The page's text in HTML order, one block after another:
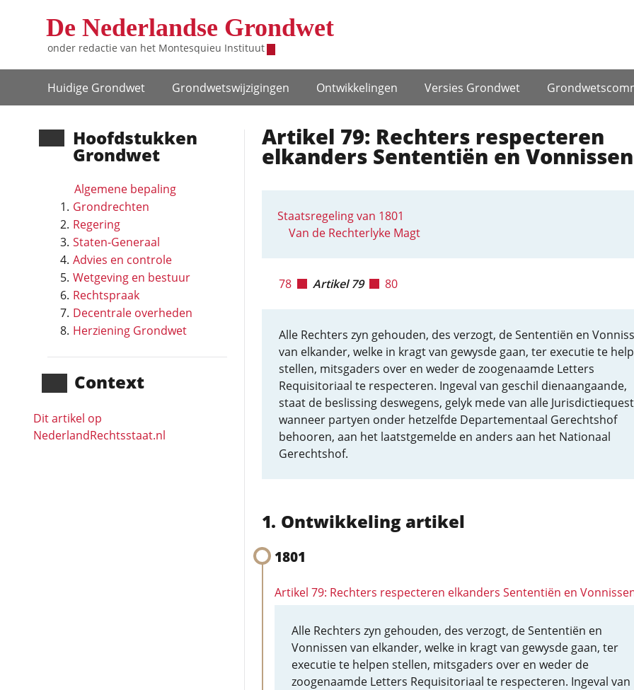
De Nederlandse Grondwet
onder redactie van het Montesquieu Instituut
Hoofdnavigatie
Huidige Grondwet Grondwets­wijzigingen Ontwikke­lingen Versies Grondwet
Hoofd­stukken
Grondwet
Algemene bepaling
Grondrechten
Regering
Staten-Generaal
Advies en controle
Wetgeving en bestuur
Rechtspraak
Decentrale overheden
Herziening Grondwet
Context
Dit artikel op
NederlandRechts­staat.nl
Artikel 79: Rechters respecteren
elkanders Sententiën en Vonnissen
Staatsregeling van 1801
Van de Rechterlyke Magt
78 Artikel 79 80
Alle Rechters zyn gehouden, des verzogt, de Sententiën en
van elkander, welke in kragt van gewysde gaan, ter executie te
stellen, mitsgaders over en weder de zoogenaamde Letters
Requisitoriaal te respecteren. Ingeval van geschil dienaangaande,
staat de beslissing deswegens, gelyk mede van alle
wanneer partyen onder hetzelfde Departementaal Gerechtshof
behooren, aan het laatstgemelde en anders aan het Nationaal
Gerechtshof.
Ontwikkeling artikel
1801
Artikel 79: Rechters respecteren elkanders Sententiën en
Alle Rechters zyn gehouden, des verzogt, de Sententiën en
Vonnissen van elkander, welke in kragt van gewysde gaan, ter
executie te helpen stellen, mitsgaders over en weder de
zoogenaamde Letters Requisitoriaal te respecteren. Ingeval van